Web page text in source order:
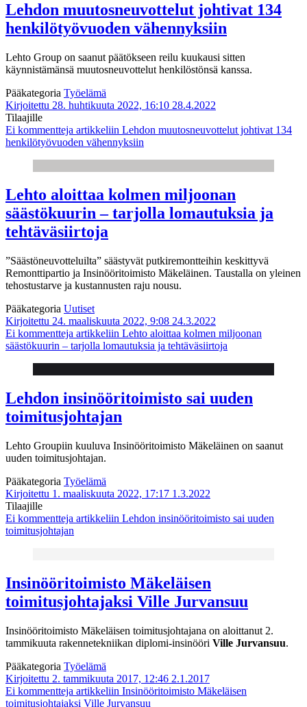
Lehdon muutosneuvottelut johtivat 134
henkilötyövuoden vähennyksiin
Lehto Group on saanut päätökseen reilu kuukausi sitten
käynnistämänsä muutosneuvottelut henkilöstönsä kanssa.
Pääkategoria Työelämä
Kirjoitettu 28. huhtikuuta 2022, 16:10 28.4.2022
Tilaajille
Ei kommentteja artikkeliin Lehdon muutosneuvottelut johtivat 134
henkilötyövuoden vähennyksiin
Lehto aloittaa kolmen miljoonan
säästökuurin – tarjolla lomautuksia ja
tehtäväsiirtoja
”Säästöneuvotteluilta” säästyvät putkiremontteihin keskittyvä
Remonttipartio ja Insinööritoimisto Mäkeläinen. Taustalla on yleinen
tehostustarve ja kustannusten raju nousu.
Pääkategoria Uutiset
Kirjoitettu 24. maaliskuuta 2022, 9:08 24.3.2022
Ei kommentteja artikkeliin Lehto aloittaa kolmen miljoonan
säästökuurin – tarjolla lomautuksia ja tehtäväsiirtoja
Lehdon insinööritoimisto sai uuden
toimitusjohtajan
Lehto Groupiin kuuluva Insinööritoimisto Mäkeläinen on saanut
uuden toimitusjohtajan.
Pääkategoria Työelämä
Kirjoitettu 1. maaliskuuta 2022, 17:17 1.3.2022
Tilaajille
Ei kommentteja artikkeliin Lehdon insinööritoimisto sai uuden
toimitusjohtajan
Insinööritoimisto Mäkeläisen
toimitusjohtajaksi Ville Jurvansuu
Insinööritoimisto Mäkeläisen toimitusjohtajana on aloittanut 2.
tammikuuta rakennetekniikan diplomi-insinööri Ville Jurvansuu.
Pääkategoria Työelämä
Kirjoitettu 2. tammikuuta 2017, 12:46 2.1.2017
Ei kommentteja artikkeliin Insinööritoimisto Mäkeläisen
toimitusjohtajaksi Ville Jurvansuu